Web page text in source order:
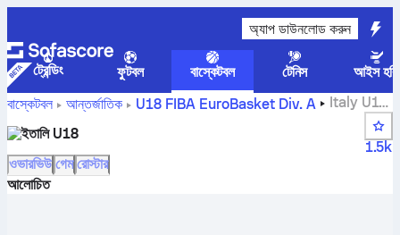
অ্যাপ ডাউনলোড করুন
ট্রেন্ডিং ফুটবল বাস্কেটবল টেনিস
আইস হকি
বাস্কেটবল
আন্তর্জাতিক U18 FIBA EuroBasket Div. A
Italy U18
ইতালি U18
1.5k
ওভারভিউ গেম রোস্টার
আলোচিত